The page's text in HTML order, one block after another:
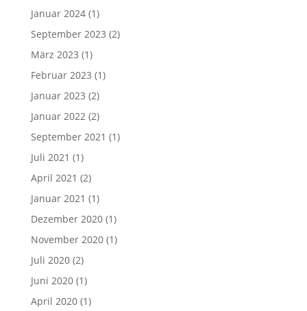
Januar 2024(1)
September 2023 (2)
März 2023 (1)
Februar 2023 (1)
Januar 2023 (2)
Januar 2022 (2)
September 2021 (1)
Juli 2021 (1)
April 2021 (2)
Januar 2021 (1)
Dezember 2020(1)
November 2020(1)
Juli 2020(2)
Juni 2020(1)
April 2020(1)